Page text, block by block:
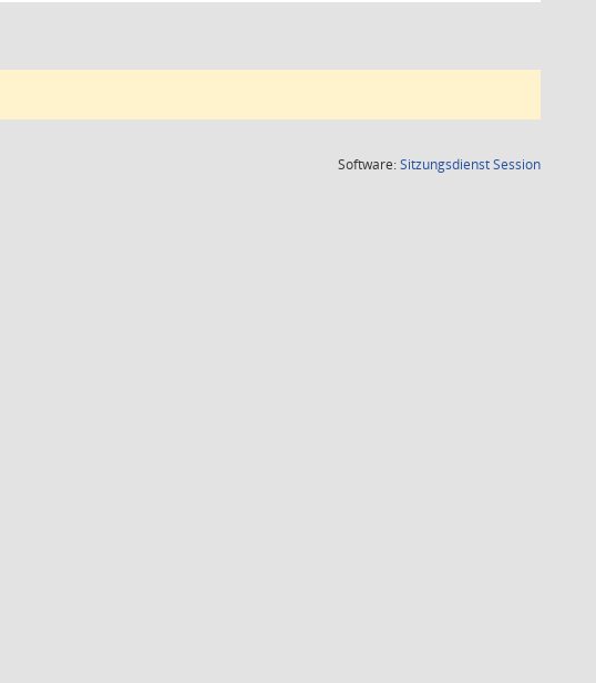
Software:SitzungsdienstSession(Wird in